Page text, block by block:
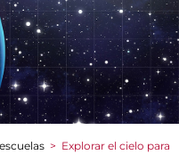
> Explorar el cielo para